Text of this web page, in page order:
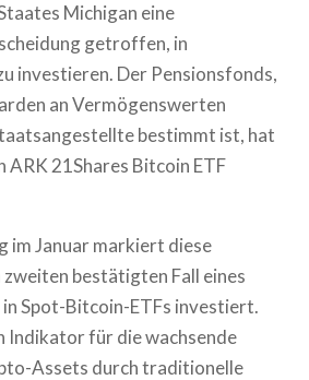
Michigan eine
getroffen, in
investieren. Der Pensionsfonds,
an Vermögenswerten
bestimmt ist, hat
ARK 21Shares Bitcoin ETF
im Januar markiert diese
bestätigten Fall eines
Spot-Bitcoin-ETFs investiert.
Indikator für die wachsende
Assets durch traditionelle